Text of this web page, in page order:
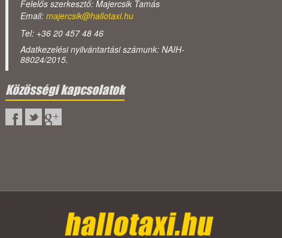
Felelős szerkesztő: Majercsik Tamás
Email: majercsik@hallotaxi.hu
Tel: +36 20 457 48 46
Adatkezelési nyilvántartási számunk: NAIH-
88024/2015.
Közösségi kapcsolatok